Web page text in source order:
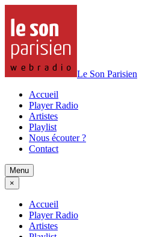
Le Son Parisien
Accueil
Player Radio
Artistes
Playlist
Nous écouter ?
Contact
Menu
×
Accueil
Player Radio
Artistes